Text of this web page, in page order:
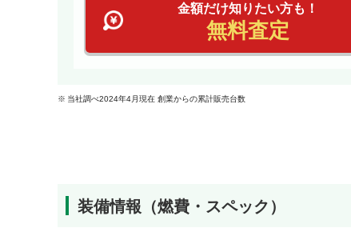
金額だけ知りたい方も！
無料査定
当社調べ2024年4月現在 創業からの累計販売台数
装備情報（燃費・スペック）